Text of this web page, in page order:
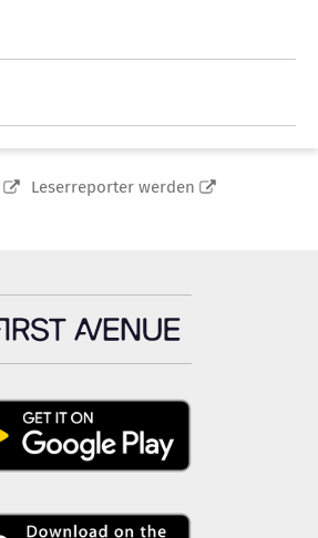
Leserreporter werden